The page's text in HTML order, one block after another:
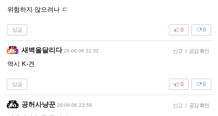
위험하지 않으려나 ㄷ
답글 0
0
새벽을달리다 26-06-06 22:32 신고 | 공감 확인
역시 K-견
답글 0
0
공허사냥꾼 26-06-06 23:59 신고 | 공감 확인